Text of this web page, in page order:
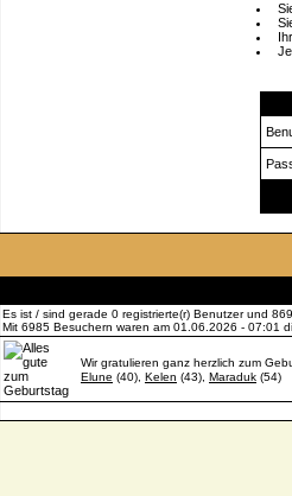
Es ist / sind gerade 0 registrierte(r) Benutzer und
Mit 6985 Besuchern waren am 01.06.2026 - 07:01
Wir gratulieren ganz herzlich zum
Elune (40), Kelen (43), Maraduk (54)